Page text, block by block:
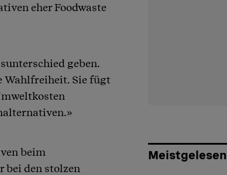
eher Foodwaste
geben.
Wahlfreiheit. Sie fügt
beim
bei den stolzen
Meistgelesen